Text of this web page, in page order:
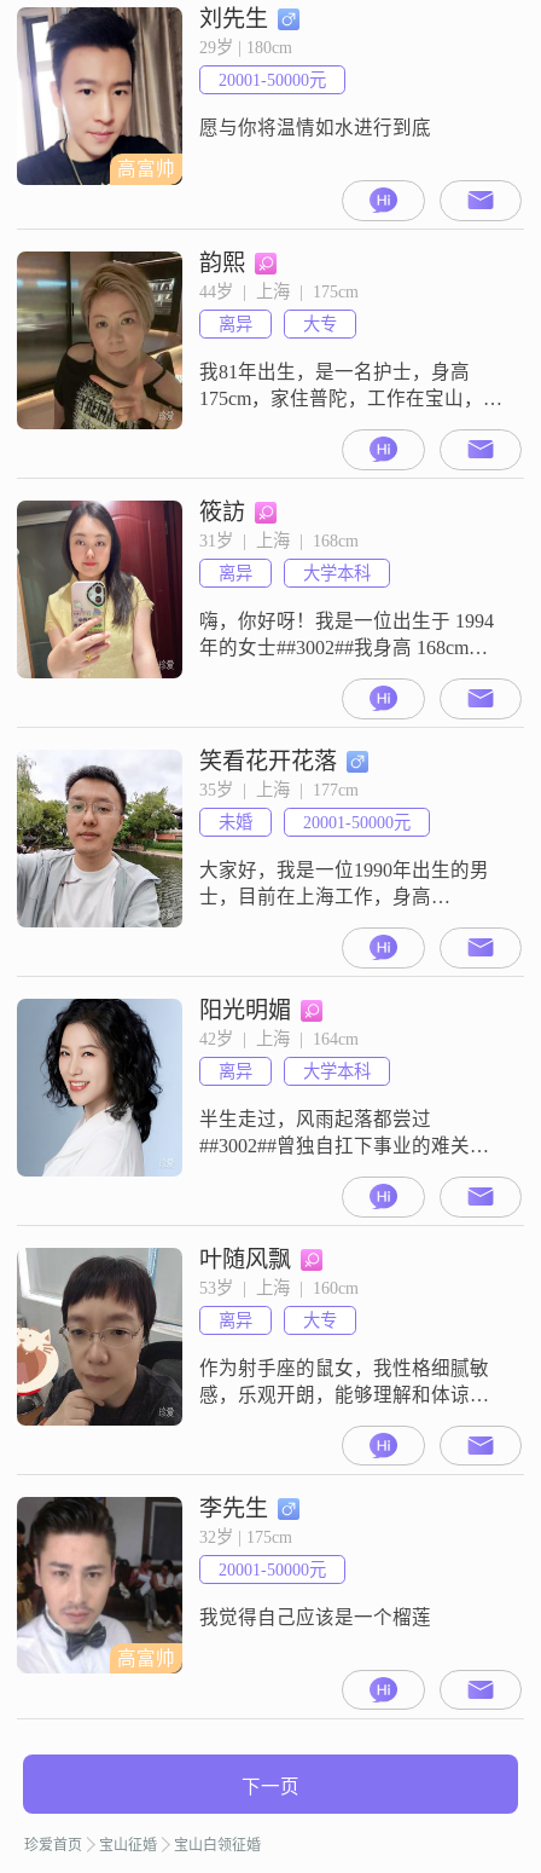
##3002##我性格开朗爱笑，总是能
给周围的人带来快乐##3002##我温
柔体贴，善于关心他人，希望能给
身边的人带来温暖##3002##我独立
高富帅
刘先生
29岁 | 180cm
20001-50000元
愿与你将温情如水进行到底
韵熙
44岁  |  上海  |  175cm
离异
大专
我81年出生，是一名护士，身高
175cm，家住普陀，工作在宝山，我
是上海本地人所以希望找的另一半
居住在上海##3002##我心性明朗坦
荡，待人赤诚纯粹，自愈力强，不
怨过往，永远向阳##3002##希望你
沉稳有担当，处事靠谱有责任；阅
历深厚心智成熟，格局高度让我心
生仰慕，安稳仰望##3002##平时喜
欢养生 健身
筱訪
31岁  |  上海  |  168cm
离异
大学本科
嗨，你好呀！我是一位出生于 1994
年的女士##3002##我身高 168cm，
在上海这座充满活力的城市工作
##3002##我的学历是大学本科
##3002##我性格方面挺不错的，温
柔体贴，善解人意，能理解和照顾
他人的感受##3002##我开朗爱笑，
总是带着积极的心态面对生活中的
各种事情##3002##我很独立自信，
相
笑看花开花落
35岁  |  上海  |  177cm
未婚
20001-50000元
大家好，我是一位1990年出生的男
士，目前在上海工作，身高
177cm##3002##我的月收入在20001
到50000元之间，拥有硕士学位
##3002##在性格方面，我自认为是
一个稳重可靠的人，对待生活总是
乐观积极，不喜欢复杂，追求简单
的生活方式##3002##我有一个特别
的爱好，那就是对历史的喜爱
##3002##我喜
阳光明媚
42岁  |  上海  |  164cm
离异
大学本科
半生走过，风雨起落都尝过
##3002##曾独自扛下事业的难关，
曾在婚姻的岔路口果断转身，也曾
在无数个焦虑的深夜##3002##我不
是生来强大，只是生活推着我，一
步步长成了能为孩子遮风挡雨
##3001##能为事业撑起天地的模样
##3002##我们终其一生都在自我成
长，希望有个人并肩作战，相互理
解与支持，能够一起成长！一起
叶随风飘
53岁  |  上海  |  160cm
离异
大专
作为射手座的鼠女，我性格细腻敏
感，乐观开朗，能够理解和体谅他
人##3002##同时，我也是个独立自
信的人，相信自己能够处理好生活
中的各种事情##3002##在生活中，
我追求简单幸福和稳定安逸
##3002##希望能找到三观相合聊得
来的另一半，共同开启新的文化和
生活方式##3002##
高富帅
李先生
32岁 | 175cm
20001-50000元
我觉得自己应该是一个榴莲
下一页
珍爱首页 宝山征婚 宝山白领征婚